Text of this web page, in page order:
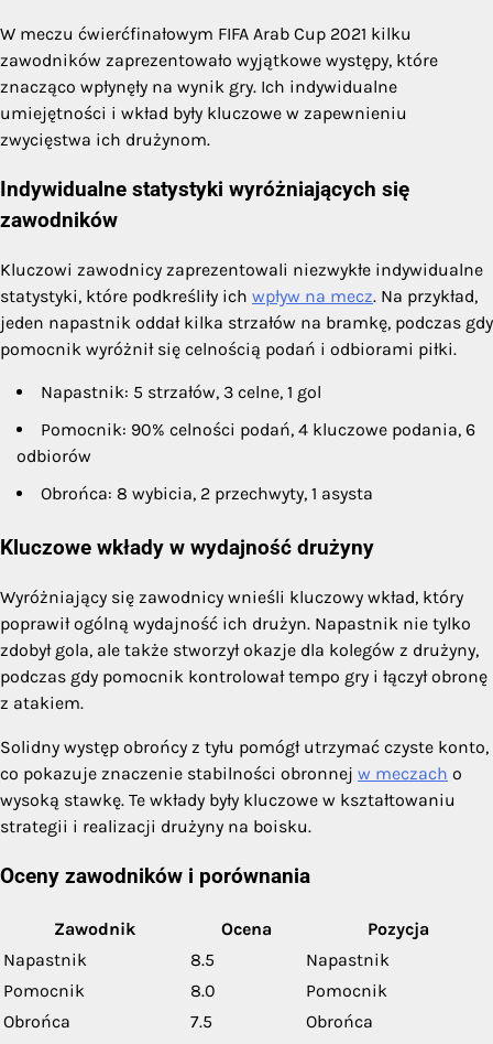
W meczu ćwierćfinałowym FIFA Arab Cup 2021 kilku
zawodników zaprezentowało wyjątkowe występy, które
znacząco wpłynęły na wynik gry. Ich indywidualne
umiejętności i wkład były kluczowe w zapewnieniu
zwycięstwa ich drużynom.
Indywidualne statystyki wyróżniających się
zawodników
Kluczowi zawodnicy zaprezentowali niezwykłe indywidualne
statystyki, które podkreśliły ich wpływ na mecz. Na przykład,
jeden napastnik oddał kilka strzałów na bramkę, podczas gdy
pomocnik wyróżnił się celnością podań i odbiorami piłki.
Napastnik: 5 strzałów, 3 celne, 1 gol
Pomocnik: 90% celności podań, 4 kluczowe podania, 6
odbiorów
Obrońca: 8 wybicia, 2 przechwyty, 1 asysta
Kluczowe wkłady w wydajność drużyny
Wyróżniający się zawodnicy wnieśli kluczowy wkład, który
poprawił ogólną wydajność ich drużyn. Napastnik nie tylko
zdobył gola, ale także stworzył okazje dla kolegów z drużyny,
podczas gdy pomocnik kontrolował tempo gry i łączył obronę
z atakiem.
Solidny występ obrońcy z tyłu pomógł utrzymać czyste konto,
co pokazuje znaczenie stabilności obronnej w meczach o
wysoką stawkę. Te wkłady były kluczowe w kształtowaniu
strategii i realizacji drużyny na boisku.
Oceny zawodników i porównania
Zawodnik Ocena
Pozycja
Napastnik
8.5
Napastnik
Pomocnik
8.0
Pomocnik
Obrońca
7.5 Obrońca